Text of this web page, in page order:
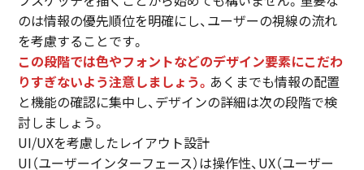
のは情報の優先順位を明確にし、ユーザーの視線の流れ
を考慮することです。
この段階では色やフォントなどのデザイン要素にこだわ
りすぎないよう注意しましょう。 あくまでも情報の配置
と機能の確認に集中し、デザインの詳細は次の段階で検
討しましょう。
UI/UXを考慮したレイアウト設計
UI（ユーザーインターフェース）は操作性、UX（ユーザー